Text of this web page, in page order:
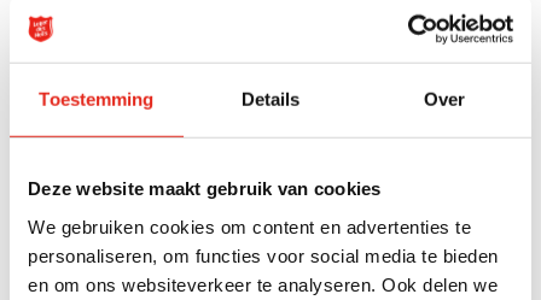
Toestemming Details Over
Deze website maakt gebruik van cookies
We gebruiken cookies om content en advertenties te
personaliseren, om functies voor social media te bieden
en om ons websiteverkeer te analyseren. Ook delen we
Doelgroep *
18-
18+
Ambulant
Uw vraag *
in aanmerking komen voor intensieve begeleiding
door Restart, hebben vaak te kampen met een
psychiatrische problematiek. Hun woning is in
schulden, of staan op het punt uit hun huis gezet te
worden. Wanneer kinderen deel uitmaken van het
gezin is er vaak ook sprake van opvoedkundige
problematiek en/of verwaarlozing. In veel gevallen is